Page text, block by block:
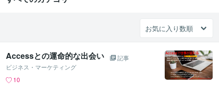
Accessとの運命的な出会い
記事
ビジネス・マーケティング
10